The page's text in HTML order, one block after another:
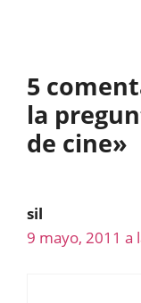
5
la
de cine»
sil
9 mayo, 2011 a